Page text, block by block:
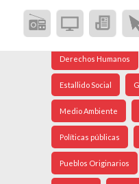
Coronavirus
Derechos Humanos
Estallido Social
Medio Ambiente
Políticas públicas
Pueblos Originarios